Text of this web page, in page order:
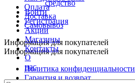
средство
Войти
Регистрация
Акции
Магазины
Контакты
О
нас
Оплата
Доставка
Самовывоз
Информация для покупателей
Информация для покупателей
Политика конфиденциальности
Гарантия и возврат